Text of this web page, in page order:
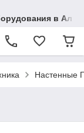
в
Настенные